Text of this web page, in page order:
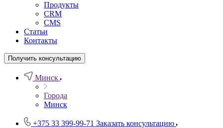
Продукты
CRM
CMS
Статьи
Контакты
Получить консультацию
Минск
Города
Минск
+375 33 399-99-71 Заказать консультацию